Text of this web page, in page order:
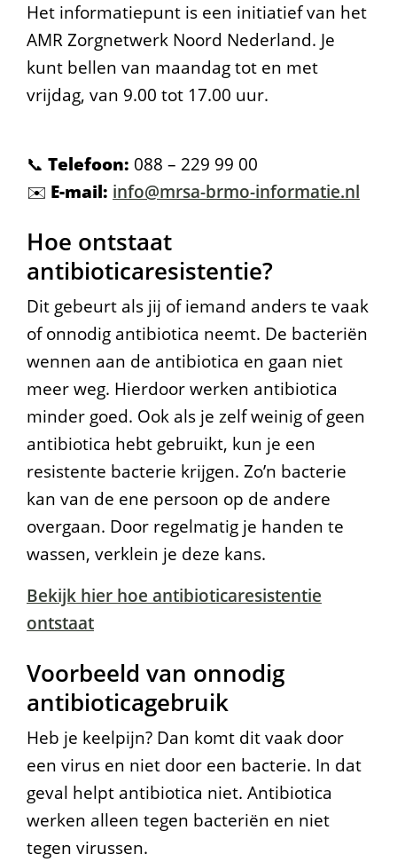
Het informatiepunt is een initiatief van het
AMR Zorgnetwerk Noord Nederland. Je
kunt bellen van maandag tot en met
vrijdag, van 9.00 tot 17.00 uur.
📞 Telefoon: 088 – 229 99 00
✉️ E-mail: info@mrsa-brmo-informatie.nl
Hoe ontstaat
antibioticaresistentie?
Dit gebeurt als jij of iemand anders te vaak
of onnodig antibiotica neemt. De bacteriën
wennen aan de antibiotica en gaan niet
meer weg. Hierdoor werken antibiotica
minder goed. Ook als je zelf weinig of geen
antibiotica hebt gebruikt, kun je een
resistente bacterie krijgen. Zo’n bacterie
kan van de ene persoon op de andere
overgaan. Door regelmatig je handen te
wassen, verklein je deze kans.
Bekijk hier hoe antibioticaresistentie
ontstaat
Voorbeeld van onnodig
antibioticagebruik
Heb je keelpijn? Dan komt dit vaak door
een virus en niet door een bacterie. In dat
geval helpt antibiotica niet. Antibiotica
werken alleen tegen bacteriën en niet
tegen virussen.